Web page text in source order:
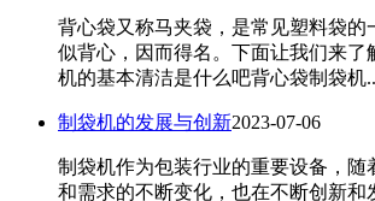
背心袋又称马夹袋，是常见塑料袋的
似背心，因而得名。下面让我们来了
机​的基本清洁是什么吧背心袋制袋机
制袋机的发展与创新2023-07-06
制袋机作为包装行业的重要设备，随
和需求的不断变化，也在不断创新和